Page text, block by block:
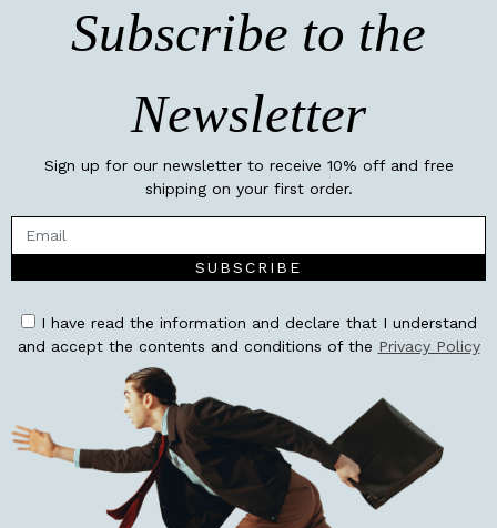
Subscribe to the
Newsletter
Sign up for our newsletter to receive 10% off and free
shipping on your first order.
SUBSCRIBE
I have read the information and declare that I understand
and accept the contents and conditions of the Privacy Policy